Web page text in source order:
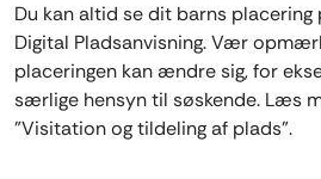
Du kan altid se dit barns placering
Digital Pladsanvisning. Vær
placeringen kan ændre sig, for
særlige hensyn til søskende. Læs
"Visitation og tildeling af plads".